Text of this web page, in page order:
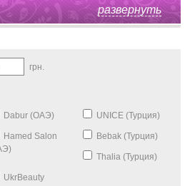
развернуть
грн.
Dabur (ОАЭ) UNICE (Турция)
Hamed Salon
Bebak (Турция)
Thalia (Турция)
UkrBeauty